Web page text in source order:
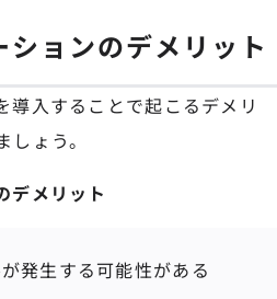
ョンのデメリット
導入することで起こるデメリ
ょう。
デメリット
発生する可能性がある